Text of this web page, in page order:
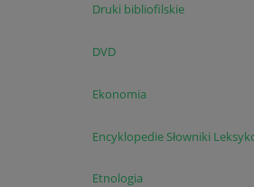
Druki bibliofilskie
DVD
Ekonomia
Encyklopedie Słowniki
Etnologia